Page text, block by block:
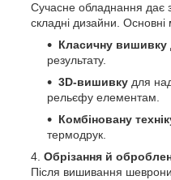
Сучасне обладнання дає
складні дизайни. Основні
Класичну вишивку
результату.
3D-вишивку для
рельєфу елементам.
Комбіновану
термодрук.
Обрізання й
Після вишивання